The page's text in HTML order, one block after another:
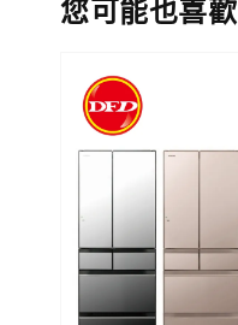
您可能也喜歡